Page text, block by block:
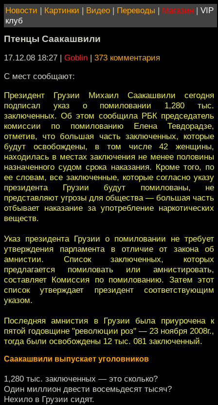
Новости | Картинки | Видео | Переводы | Магазин | VIP
клуб
Птенцы Саакашвили
17.12.08 18:27 | Goblin | 373 комментария
С мест сообщают:
Президент Грузии Михаил Саакашвили сегодня
подписал указ о помиловании 1,280 тыс.
заключенных. Об этом сообщила РБК председатель
комиссии по помилованию Елена Тевдорадзе,
отметив, что большая часть заключенных, которые
будут освобождены, в том числе 42 женщины,
находилась в местах заключения не менее половины
назначенного судом срока наказания. Кроме того, по
ее словам, все заключенные, которые согласно указу
президента Грузии будут помилованы, не
представляют угрозы для общества — большая часть
отбывает наказание за употребление наркотических
веществ.
Указ президента Грузии о помиловании не требует
утверждения парламента в отличие от закона об
амнистии. Список заключенных, которых
предлагается помиловать или амнистировать,
составляет Комиссия по помилованию. Затем этот
список утверждает президент соответствующим
указом.
Последняя амнистия в Грузии была приурочена к
пятой годовщине "революции роз" — 23 ноября 2008г.,
тогда были освобождены 12 тыс. 081 заключенный.
Саакашвили выпускает уголовников
1,280 тыс. заключенных — это сколько?
Один миллион двести восемьдесят тысяч?
Нехило в Грузии сидят.